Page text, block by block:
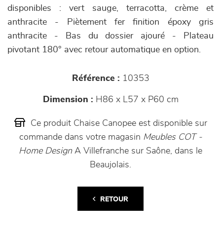
disponibles : vert sauge, terracotta, crème et
anthracite - Piètement fer finition époxy gris
anthracite - Bas du dossier ajouré - Plateau
pivotant 180° avec retour automatique en option.
Référence : 10353
Dimension : H86 x L57 x P60 cm
Ce produit Chaise Canopee est disponible sur
commande dans votre magasin Meubles COT -
Home DesignA Villefranche sur Saône, dans le
Beaujolais.
RETOUR